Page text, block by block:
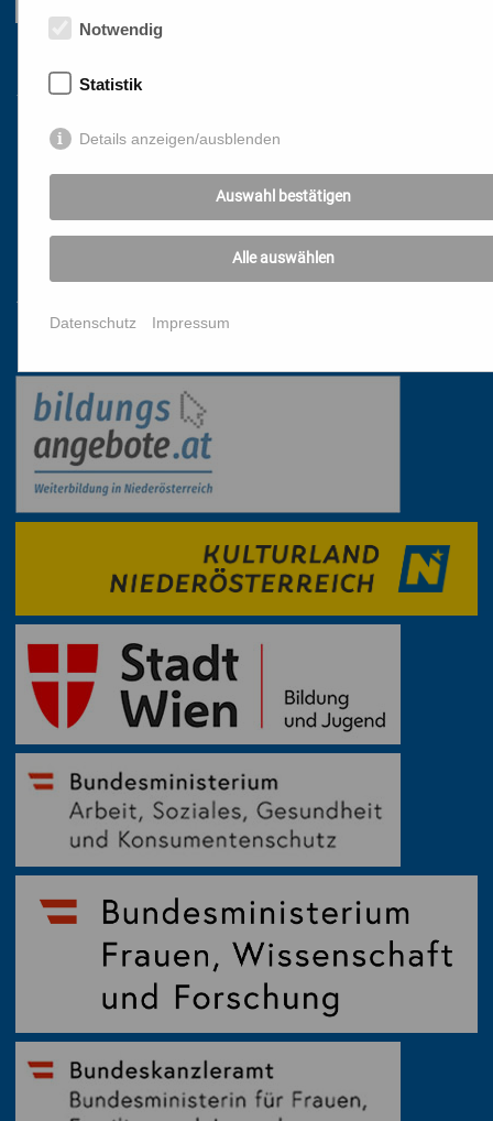
Links
HOME
NEWSLETTER
DATENSCHUTZ
AGB
Notwendig
Statistik
Details anzeigen/ausblenden
Auswahl bestätigen
Alle auswählen
Datenschutz Impressum